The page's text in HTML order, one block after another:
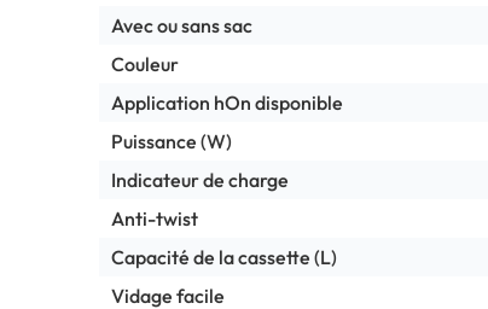
Avec ou sans sac
Couleur
Application hOn disponible
Puissance (W)
Indicateur de charge
Anti-twist
Capacité de la cassette (L)
Vidage facile